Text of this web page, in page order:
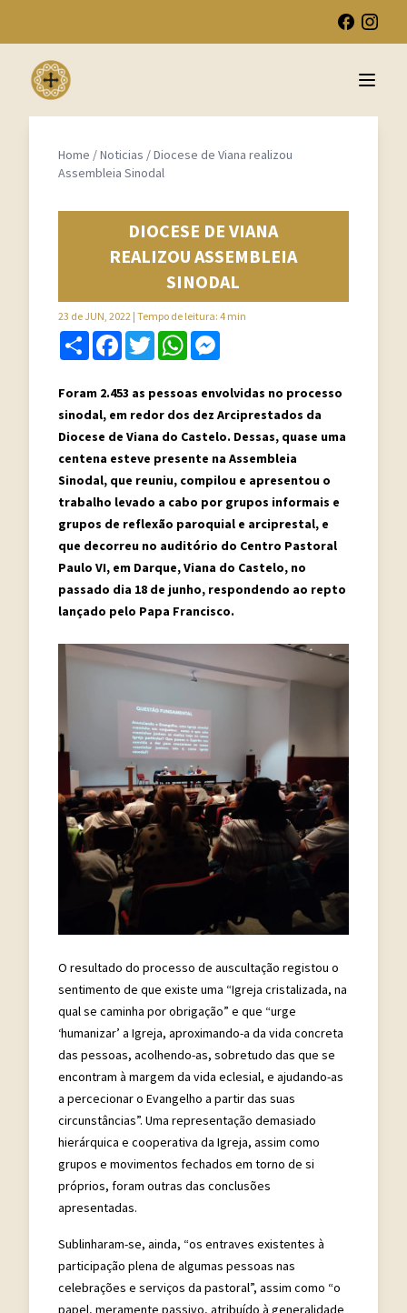
Open
Home /Noticias /Diocese de Viana realizou
Assembleia Sinodal
DIOCESE DE VIANA
REALIZOU ASSEMBLEIA
SINODAL
23 de JUN, 2022 | Tempo de leitura: 4 min
Share FacebookTwitterWhatsApp
Foram 2.453 as pessoas envolvidas no processo
sinodal, em redor dos dez Arciprestados da
Diocese de Viana do Castelo. Dessas, quase uma
centena esteve presente na Assembleia
Sinodal, que reuniu, compilou e apresentou o
trabalho levado a cabo por grupos informais e
grupos de reflexão paroquial e arciprestal, e
que decorreu no auditório do Centro Pastoral
Paulo VI, em Darque, Viana do Castelo, no
passado dia 18 de junho, respondendo ao repto
lançado pelo Papa Francisco.
O resultado do processo de auscultação registou o
sentimento de que existe uma “Igreja cristalizada, na
qual se caminha por obrigação” e que “urge
‘humanizar’ a Igreja, aproximando-a da vida concreta
das pessoas, acolhendo-as, sobretudo das que se
encontram à margem da vida eclesial, e ajudando-as
a percecionar o Evangelho a partir das suas
circunstâncias”. Uma representação demasiado
hierárquica e cooperativa da Igreja, assim como
grupos e movimentos fechados em torno de si
próprios, foram outras das conclusões
apresentadas.
Sublinharam-se, ainda, “os entraves existentes à
participação plena de algumas pessoas nas
celebrações e serviços da pastoral”, assim como “o
papel, meramente passivo, atribuído à generalidade